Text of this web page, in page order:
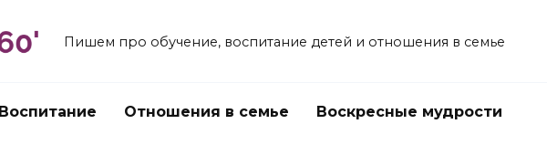
Пишем про обучение, воспитание детей и отношения в семье
Воспитание Отношения в семье Воскресные мудрости